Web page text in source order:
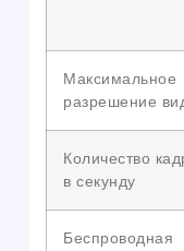
Максимальное
разрешение
Количество
в секунду
Беспроводная